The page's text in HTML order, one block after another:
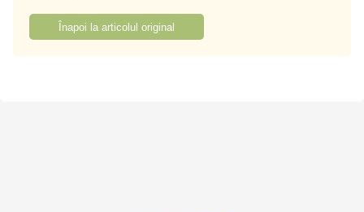
Înapoi la articolul original